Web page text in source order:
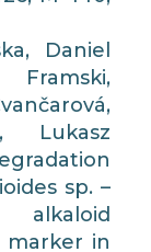
Daniel
Framski,
Lukasz
sp. –
alkaloid
in